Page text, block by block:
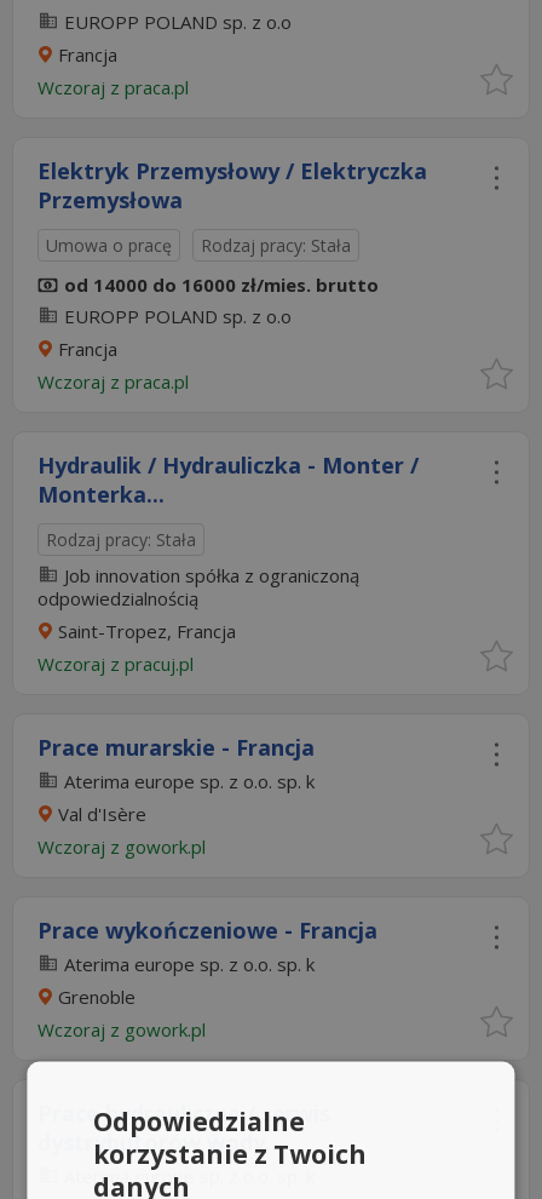
EUROPP POLAND sp. z o.o
Francja
Wczoraj z praca.pl
Elektryk Przemysłowy / Elektryczka
Przemysłowa
Umowa o pracę Rodzaj pracy: Stała
od 14000 do 16000 zł/mies. brutto
EUROPP POLAND sp. z o.o
Francja
Wczoraj z praca.pl
Hydraulik / Hydrauliczka - Monter /
Monterka...
Rodzaj pracy: Stała
Job innovation spółka z ograniczoną
odpowiedzialnością
Saint-Tropez, Francja
Wczoraj z pracuj.pl
Prace murarskie - Francja
Aterima europe sp. z o.o. sp. k
Val d'Isère
Wczoraj z gowork.pl
Prace wykończeniowe - Francja
Aterima europe sp. z o.o. sp. k
Grenoble
Wczoraj z gowork.pl
Prace hydrauliczne / serwis
dystrybutorów wody...
Aterima europe sp. z o.o. sp. k
Odpowiedzialne
korzystanie z Twoich
danych